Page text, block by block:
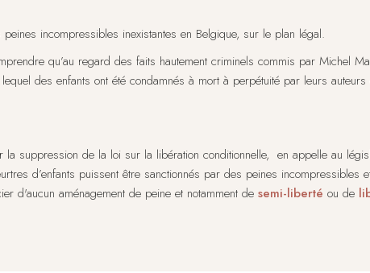
incompressibles inexistantes en Belgique, sur le plan légal.
qu’au regard des faits hautement criminels commis par Michel
des enfants ont été condamnés à mort à perpétuité par leurs
la suppression de la loi sur la libération conditionnelle, en appelle au
d’enfants puissent être sanctionnés par des peines incompressibles
d'aucun aménagement de peine et notamment de semi-liberté ou de